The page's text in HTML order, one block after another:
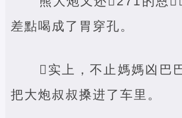
差點喝成了胃穿孔。
‌实上，不止媽媽凶巴
把大炮叔叔搡进了车里。